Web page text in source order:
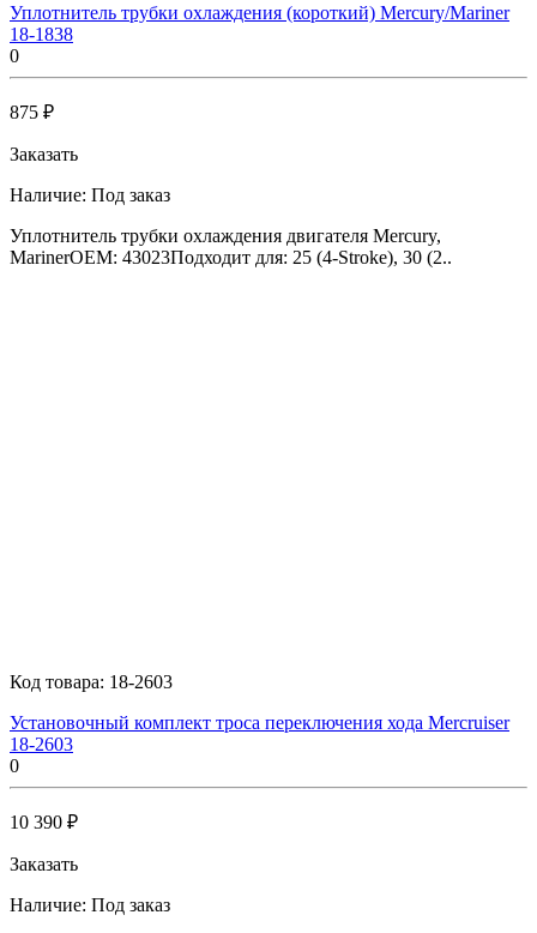
Уплотнитель трубки охлаждения (короткий) Mercury/Mariner
18-1838
0
875 ₽
Заказать
Наличие: Под заказ
Уплотнитель трубки охлаждения двигателя Mercury,
MarinerOEM: 43023Подходит для: 25 (4-Stroke), 30 (2..
Код товара: 18-2603
Установочный комплект троса переключения хода Mercruiser
18-2603
0
10 390 ₽
Заказать
Наличие: Под заказ